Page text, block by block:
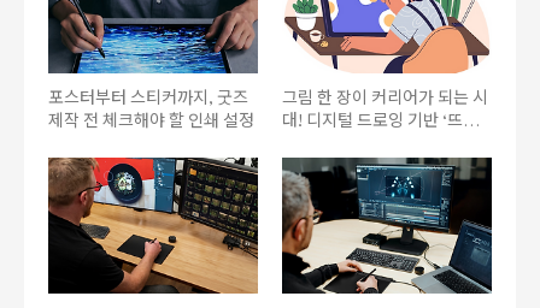
포스터부터 스티커까지, 굿즈
제작 전 체크해야 할 인쇄 설정
그림 한 장이 커리어가 되는 시
대! 디지털 드로잉 기반 ‘뜨는